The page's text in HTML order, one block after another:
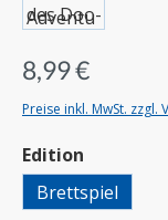
8,99 €
Preise inkl. MwSt. zzgl.
Edition
Brettspiel